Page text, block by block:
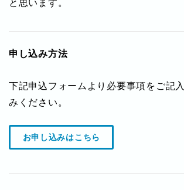
と思います。
申し込み方法
下記申込フォームより必要事項をご記
みください。
お申し込みはこちら